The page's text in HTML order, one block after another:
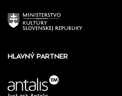
HLAVNÝ PARTNER